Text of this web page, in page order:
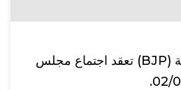
بيت جالا لصناعة الأدوية (BJP) تعقد اجتماع مجلس